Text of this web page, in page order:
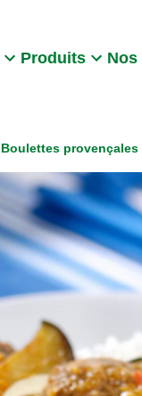
Produits Nos
Boulettes